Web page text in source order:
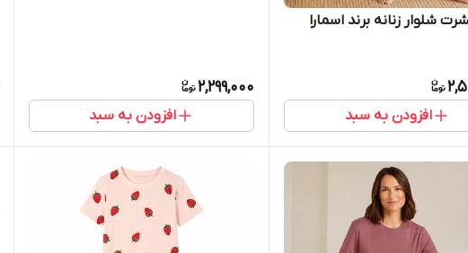
شلوار زنانه برند اسمارا
افزودن به سبد
2,299,000
افزودن به سبد